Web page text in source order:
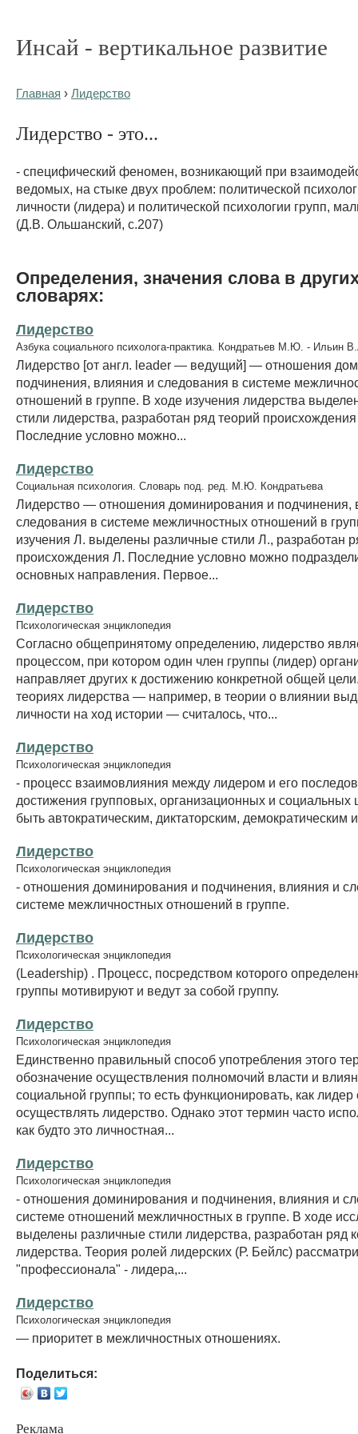
Инсай - вертикальное развитие
Главная › Лидерство
Лидерство - это...
- специфический феномен, возникающий при
ведомых, на стыке двух проблем: политической
личности (лидера) и политической психологии групп,
(Д.В. Ольшанский, с.207)
Определения, значения слова в
словарях:
Лидерство
Азбука социального психолога-практика. Кондратьев М.Ю. - Ильин
Лидерство [от англ. leader — ведущий] — отношения
подчинения, влияния и следования в системе
отношений в группе. В ходе изучения лидерства
стили лидерства, разработан ряд теорий
Последние условно можно...
Лидерство
Социальная психология. Словарь под. ред. М.Ю. Кондратьева
Лидерство — отношения доминирования и подчинения,
следования в системе межличностных отношений в
изучения Л. выделены различные стили Л., разработан
происхождения Л. Последние условно можно
основных направления. Первое...
Лидерство
Психологическая энциклопедия
Согласно общепринятому определению, лидерство
процессом, при котором один член группы (лидер)
направляет других к достижению конкретной общей
теориях лидерства — например, в теории о влиянии
личности на ход истории — считалось, что...
Лидерство
Психологическая энциклопедия
- процесс взаимовлияния между лидером и его
достижения групповых, организационных и социальных
быть автократическим, диктаторским, демократическим и
Лидерство
Психологическая энциклопедия
- отношения доминирования и подчинения, влияния и
системе межличностных отношений в группе.
Лидерство
Психологическая энциклопедия
(Leadership) . Процесс, посредством которого
группы мотивируют и ведут за собой группу.
Лидерство
Психологическая энциклопедия
Единственно правильный способ употребления этого
обозначение осуществления полномочий власти и
социальной группы; то есть функционировать, как лидер
осуществлять лидерство. Однако этот термин часто
как будто это личностная...
Лидерство
Психологическая энциклопедия
- отношения доминирования и подчинения, влияния и
системе отношений межличностных в группе. В ходе
выделены различные стили лидерства, разработан ряд
лидерства. Теория ролей лидерских (Р. Бейлс)
"профессионала" - лидера,...
Лидерство
Психологическая энциклопедия
— приоритет в межличностных отношениях.
Поделиться:
Реклама